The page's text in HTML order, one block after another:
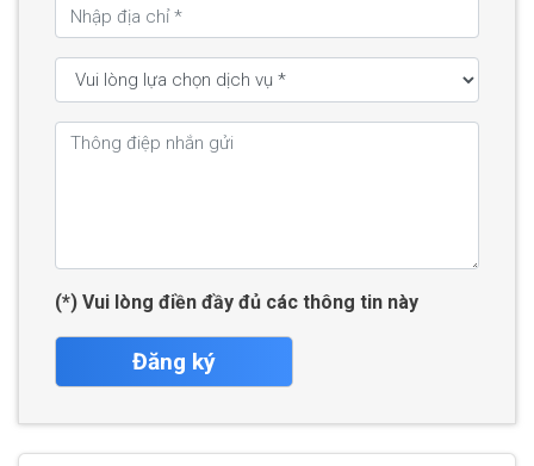
(*) Vui lòng điền đầy đủ các thông tin này
Đăng ký